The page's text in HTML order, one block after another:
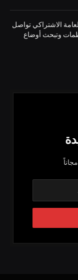
العامة الاشتراكي تواصل
وتبحث أوضاع